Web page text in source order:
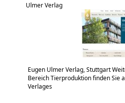
Ulmer Verlag
Eugen Ulmer Verlag, Stuttgart
Bereich Tierproduktion finden Sie
Verlages